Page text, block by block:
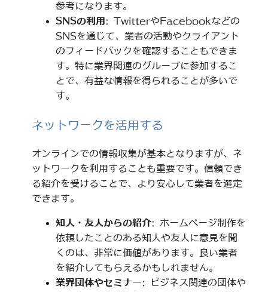
参考になります。
SNSの利用 : TwitterやFacebookなどの
SNSを通じて、業者の活動やクライアント
のフィードバックを確認することもできま
す。特に業界関連のグループに参加するこ
とで、有益な情報を得られることが多いで
す。
ネットワークを活用する
オンラインでの情報収集が基本となりますが、ネ
ットワークを利用することも重要です。信頼でき
る紹介を受けることで、より安心して業者を選定
できます。
知人・友人からの紹介: ホームページ制作を
依頼したことのある知人や友人に意見を聞
くのは、非常に価値があります。良い業者
を紹介してもらえるかもしれません。
業界団体やセミナー: ビジネス関連の団体や